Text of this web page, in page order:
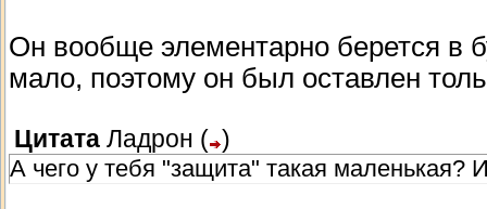
Он вообще элементарно берется в
мало, поэтому он был оставлен
Цитата Ладрон ( )
А чего у тебя "защита" такая